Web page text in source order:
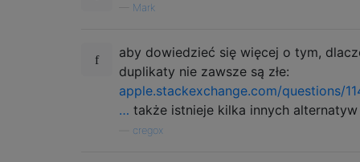
Mark
aby dowiedzieć się więcej o tym,
duplikaty nie zawsze są złe:
apple.stackexchange.com/questions/
… także istnieje kilka innych alternatyw
cregox